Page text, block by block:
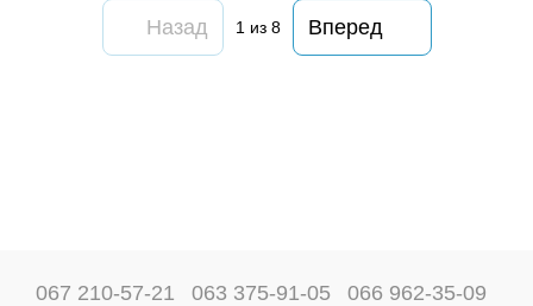
Назад 1 из 8 Вперед
067 210-57-21 063 375-91-05 066 962-35-09